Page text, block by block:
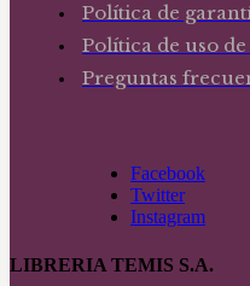
Política de
Política de uso
Preguntas
Facebook
Twitter
Instagram
LIBRERIA TEMIS S.A.